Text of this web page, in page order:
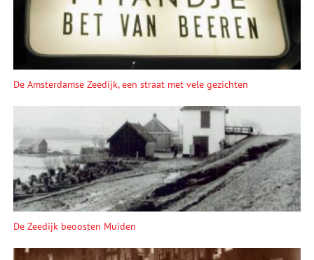
De Amsterdamse Zeedijk, een straat met vele gezichten
De Zeedijk beoosten Muiden